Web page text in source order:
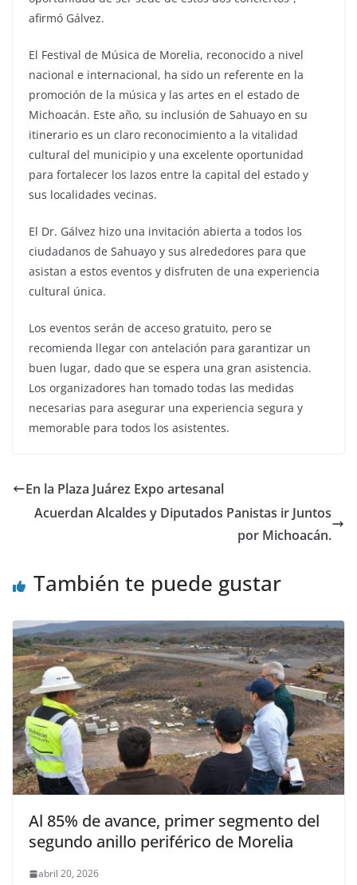
afirmó Gálvez.
El Festival de Música de Morelia, reconocido a nivel
nacional e internacional, ha sido un referente en la
promoción de la música y las artes en el estado de
Michoacán. Este año, su inclusión de Sahuayo en su
itinerario es un claro reconocimiento a la vitalidad
cultural del municipio y una excelente oportunidad
para fortalecer los lazos entre la capital del estado y
sus localidades vecinas.
El Dr. Gálvez hizo una invitación abierta a todos los
ciudadanos de Sahuayo y sus alrededores para que
asistan a estos eventos y disfruten de una experiencia
cultural única.
Los eventos serán de acceso gratuito, pero se
recomienda llegar con antelación para garantizar un
buen lugar, dado que se espera una gran asistencia.
Los organizadores han tomado todas las medidas
necesarias para asegurar una experiencia segura y
memorable para todos los asistentes.
En la Plaza Juárez Expo artesanal
Acuerdan Alcaldes y Diputados Panistas ir Juntos
por Michoacán.
También te puede gustar
Al 85% de avance, primer segmento del
segundo anillo periférico de Morelia
abril 20, 2026